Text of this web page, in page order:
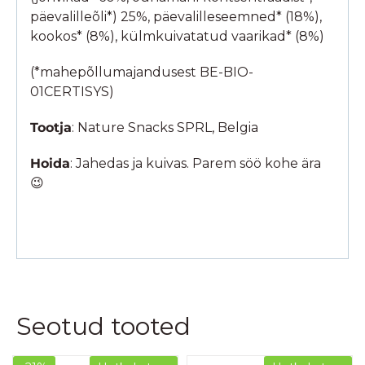
päevalilleõli*) 25%, päevalilleseemned* (18%),
kookos* (8%), külmkuivatatud vaarikad* (8%)
(*mahepõllumajandusest BE-BIO-
01CERTISYS)
Tootja: Nature Snacks SPRL, Belgia
Hoida: Jahedas ja kuivas. Parem söö kohe ära
😉
Seotud tooted